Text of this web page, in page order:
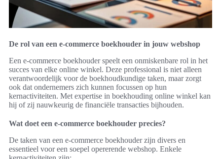
De rol van een e-commerce boekhouder in jouw webshop
Een e-commerce boekhouder speelt een onmiskenbare rol in het
succes van elke online winkel. Deze professional is niet alleen
verantwoordelijk voor de boekhoudkundige taken, maar zorgt
ook dat ondernemers zich kunnen focussen op hun
kernactiviteiten. Met expertise in boekhouding online winkel kan
hij of zij nauwkeurig de financiële transacties bijhouden.
Wat doet een e-commerce boekhouder precies?
De taken van een e-commerce boekhouder zijn divers en
essentieel voor een soepel opererende webshop. Enkele